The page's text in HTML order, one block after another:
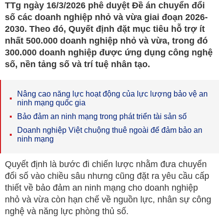
TTg ngày 16/3/2026 phê duyệt Đề án chuyển đổi
số các doanh nghiệp nhỏ và vừa giai đoạn 2026-
2030. Theo đó, Quyết định đặt mục tiêu hỗ trợ ít
nhất 500.000 doanh nghiệp nhỏ và vừa, trong đó
300.000 doanh nghiệp được ứng dụng công nghệ
số, nền tảng số và trí tuệ nhân tạo.
Nâng cao năng lực hoạt động của lực lượng bảo vệ an
ninh mạng quốc gia
Bảo đảm an ninh mạng trong phát triển tài sản số
Doanh nghiệp Việt chuộng thuê ngoài để đảm bảo an
ninh mạng
Quyết định là bước đi chiến lược nhằm đưa chuyển
đổi số vào chiều sâu nhưng cũng đặt ra yêu cầu cấp
thiết về bảo đảm an ninh mạng cho doanh nghiệp
nhỏ và vừa còn hạn chế về nguồn lực, nhân sự công
nghệ và năng lực phòng thủ số.